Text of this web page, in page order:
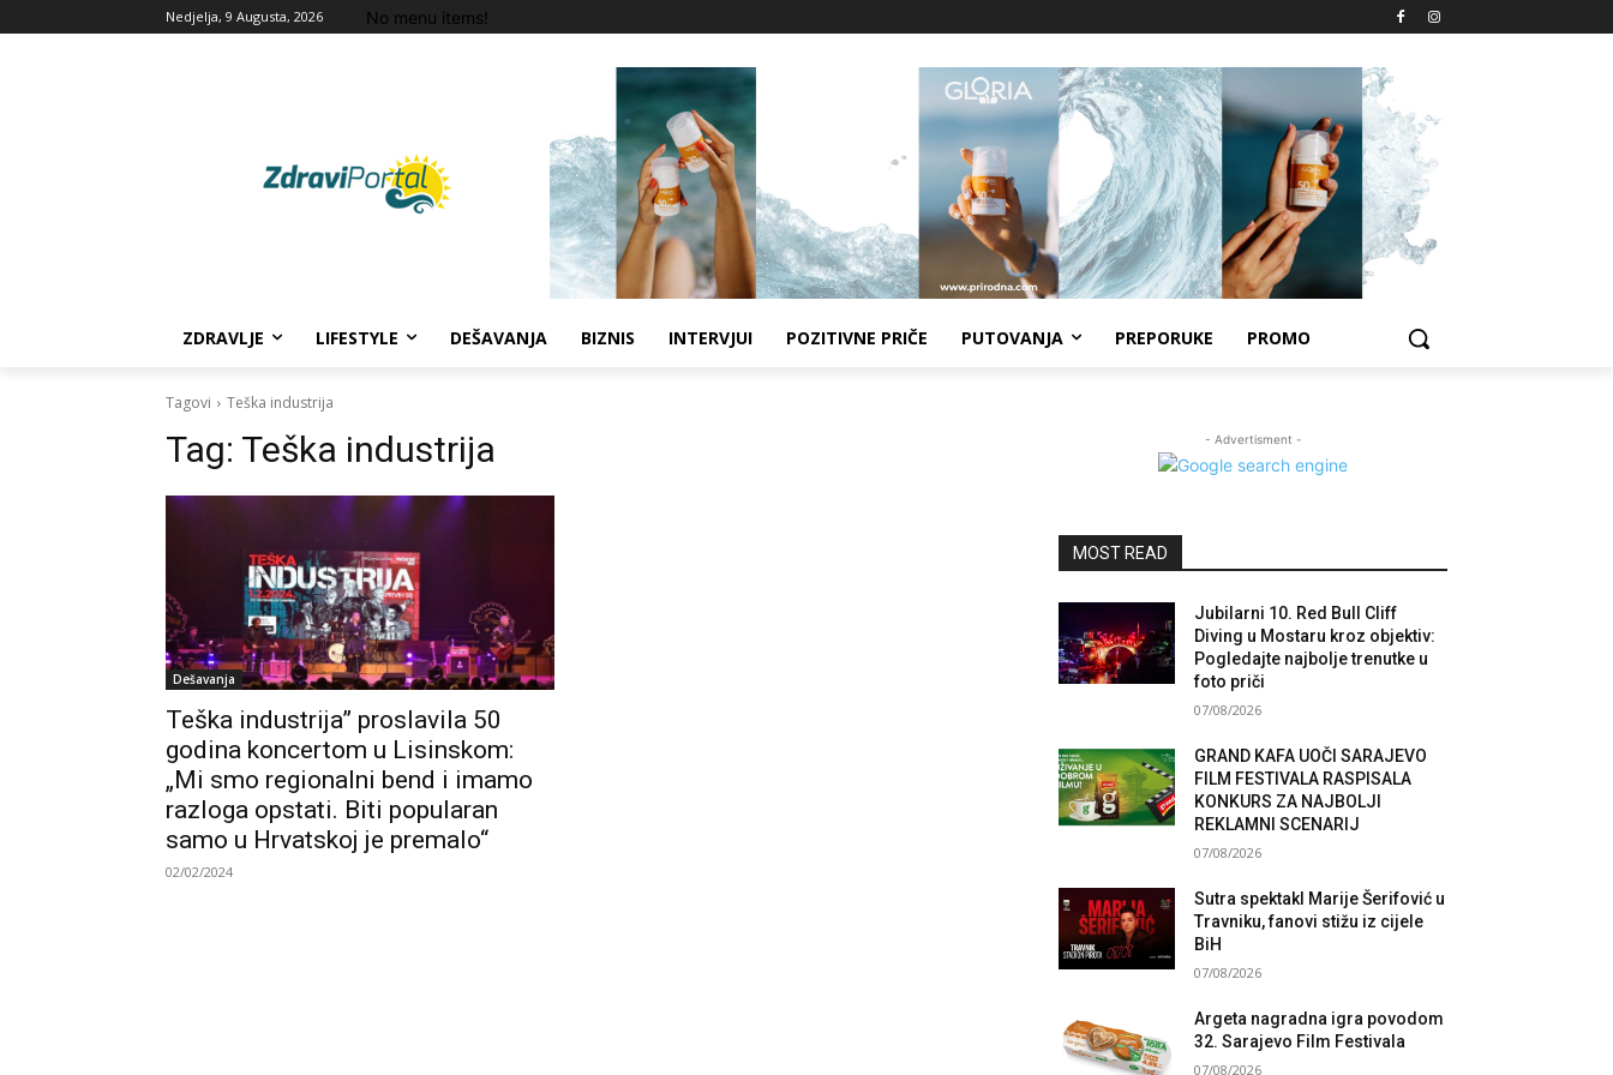
Nedjelja, 9 Augusta, 2026 No menu items!
ZDRAVLJE LIFESTYLE DEŠAVANJA BIZNIS INTERVJUI POZITIVNE PRIČE PUTOVANJA PREPORUKE PROMO
Tagovi Teška industrija
Tag: Teška industrija
Dešavanja
Teška industrija” proslavila 50
godina koncertom u Lisinskom:
„Mi smo regionalni bend i imamo
razloga opstati. Biti popularan
samo u Hrvatskoj je premalo“
02/02/2024
- Advertisment -
MOST READ
Jubilarni 10. Red Bull Cliff
Diving u Mostaru kroz objektiv:
Pogledajte najbolje trenutke u
foto priči
07/08/2026
GRAND KAFA UOČI SARAJEVO
FILM FESTIVALA RASPISALA
KONKURS ZA NAJBOLJI
REKLAMNI SCENARIJ
07/08/2026
Sutra spektakl Marije Šerifović u
Travniku, fanovi stižu iz cijele
BiH
07/08/2026
Argeta nagradna igra povodom
32. Sarajevo Film Festivala
07/08/2026